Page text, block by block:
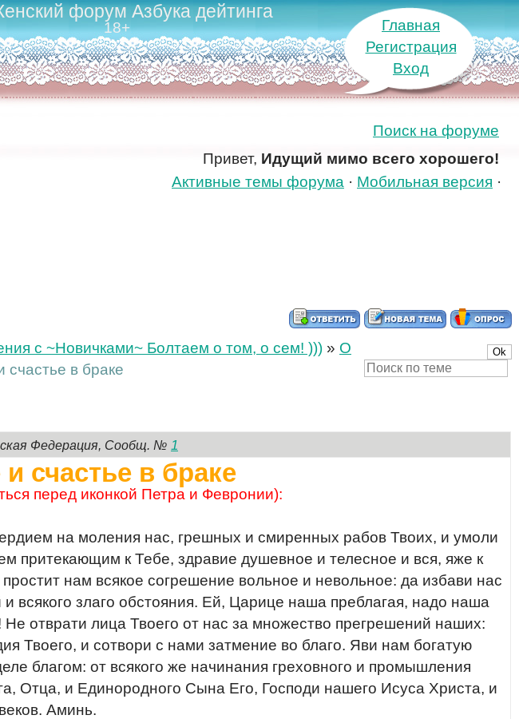
18+
форум Азбука дейтинга
Главная
Регистрация
Вход
Привет, Идущий мимо всего хорошего!
Активные темы форума · Мобильная версия ·
Поиск на форуме
с ~Новичками~ Болтаем о том, о сем! ))) » О
в браке
Федерация, Сообщ. № 1
счастье в браке
перед иконкой Петра и Февронии):
на моления нас, грешных и смиренных рабов Твоих, и умоли
притекающим к Тебе, здравие душевное и телесное и вся, яже к
нам всякое согрешение вольное и невольное: да избави нас
всякого злаго обстояния. Ей, Царице наша преблагая, надо наша
отврати лица Твоего от нас за множество прегрешений наших:
Твоего, и сотвори с нами затмение во благо. Яви нам богатую
благом: от всякого же начинания греховного и промышления
Отца, и Единородного Сына Его, Господи нашего Исуса Христа, и
Аминь.